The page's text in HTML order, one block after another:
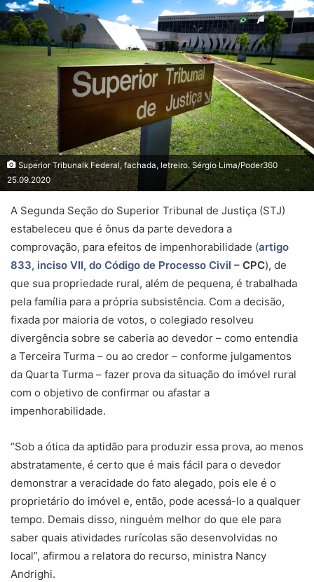
Superior Tribunalk Federal, fachada, letreiro. Sérgio Lima/Poder360
25.09.2020
A Segunda Seção do Superior Tribunal de Justiça (STJ)
estabeleceu que é ônus da parte devedora a
comprovação, para efeitos de impenhorabilidade (artigo
833, inciso VII, do Código de Processo Civil – CPC), de
que sua propriedade rural, além de pequena, é trabalhada
pela família para a própria subsistência. Com a decisão,
fixada por maioria de votos, o colegiado resolveu
divergência sobre se caberia ao devedor – como entendia
a Terceira Turma – ou ao credor – conforme julgamentos
da Quarta Turma – fazer prova da situação do imóvel rural
com o objetivo de confirmar ou afastar a
impenhorabilidade.
“Sob a ótica da aptidão para produzir essa prova, ao menos
abstratamente, é certo que é mais fácil para o devedor
demonstrar a veracidade do fato alegado, pois ele é o
proprietário do imóvel e, então, pode acessá-lo a qualquer
tempo. Demais disso, ninguém melhor do que ele para
saber quais atividades rurícolas são desenvolvidas no
local”, afirmou a relatora do recurso, ministra Nancy
Andrighi.